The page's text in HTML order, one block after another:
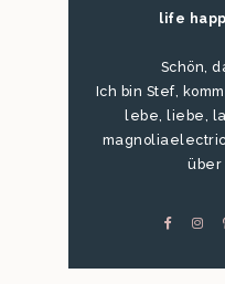
life
Schön,
Ich bin Stef,
lebe, liebe,
über